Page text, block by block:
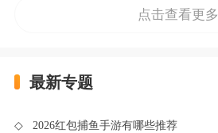
点击查看更多
最新专题
◇ 2026红包捕鱼手游有哪些推荐